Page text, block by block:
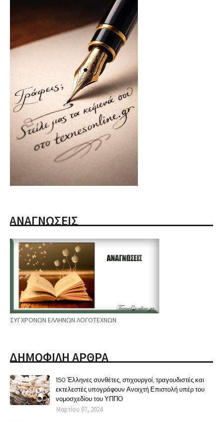
ΑΝΑΓΝΩΣΕΙΣ
ΣΥΓΧΡΟΝΩΝ ΕΛΛΗΝΩΝ ΛΟΓΟΤΕΧΝΩΝ
ΔΗΜΟΦΙΛΗ ΑΡΘΡΑ
150 Έλληνες συνθέτες, στιχουργοί, τραγουδιστές και
εκτελεστές υπογράφουν Ανοιχτή Επιστολή υπέρ του
νομοσχεδίου του ΥΠΠΟ
Μαρτίου 07, 2024